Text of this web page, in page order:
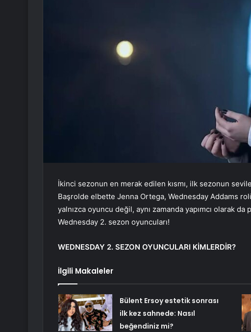
İkinci sezonun en merak edilen kısmı, ilk sezonun
Başrolde elbette Jenna Ortega, Wednesday Addams
yalnızca oyuncu değil, aynı zamanda yapımcı olarak
Wednesday 2. sezon oyuncuları!
WEDNESDAY 2. SEZON OYUNCULARI KİMLERDİR?
İlgili Makaleler
Bülent Ersoy estetik sonrası
ilk kez sahnede: Nasıl
beğendiniz mi?